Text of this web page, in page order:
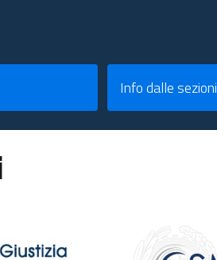
Info dalle sezioni